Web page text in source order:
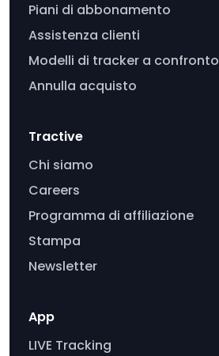
Piani di abbonamento
Assistenza clienti
Modelli di tracker a confronto
Annulla acquisto
Tractive
Chi siamo
Careers
Programma di affiliazione
Stampa
Newsletter
App
LIVE Tracking